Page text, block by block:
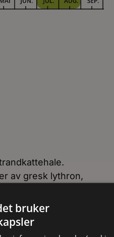
av gresk lythron,
saften fra planten
blod.
vier (Salix).
Sverige heter planten
bruker